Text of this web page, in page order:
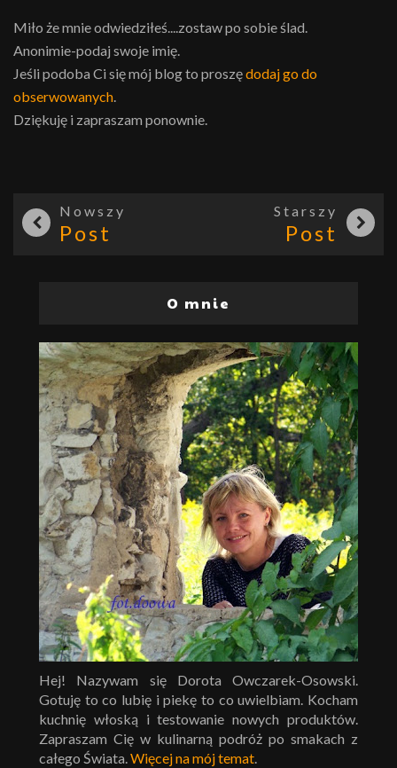
Miło że mnie odwiedziłeś....zostaw po sobie ślad.
Anonimie-podaj swoje imię.
Jeśli podoba Ci się mój blog to proszędodaj go do
obserwowanych.
Dziękuję i zapraszam ponownie.
Nowszy
Post
Starszy
Post
O mnie
Hej! Nazywam się Dorota Owczarek-Osowski.
Gotuję to co lubię i piekę to co uwielbiam. Kocham
kuchnię włoską i testowanie nowych produktów.
Zapraszam Cię w kulinarną podróż po smakach z
całego Świata.Więcej na mój temat.